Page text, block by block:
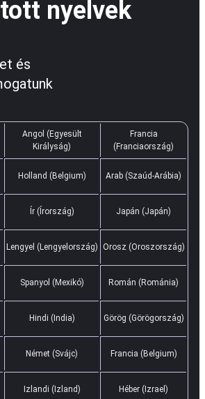
nyelvek
és
Angol (Egyesült
Királyság)
Francia
(Franciaország)
Holland (Belgium) Arab (Szaúd-Arábia)
Ír (Írország) Japán (Japán)
Lengyel (Lengyelország) Orosz (Oroszország)
Spanyol (Mexikó) Román (Románia)
Hindi (India) Görög (Görögország)
Német (Svájc) Francia (Belgium)
Izlandi (Izland) Héber (Izrael)